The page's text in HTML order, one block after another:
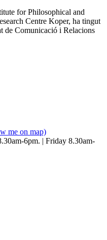
for Philosophical and
Centre Koper, ha tingut
de Comunicació i Relacions
me on map)
6pm. | Friday 8.30am-